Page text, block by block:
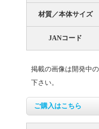
材質／本体サイズ
JANコード
掲載の画像は開発中
下さい。
ご購入はこちら